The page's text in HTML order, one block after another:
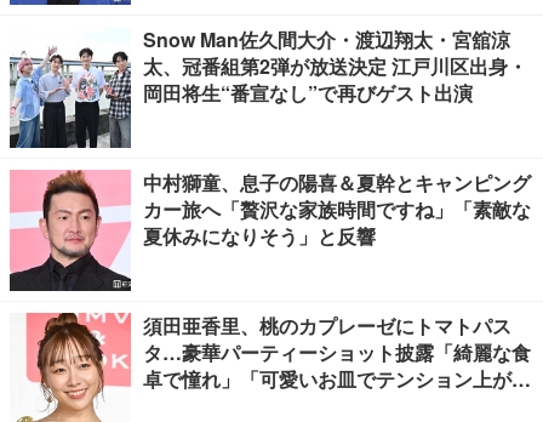
Snow Man佐久間大介・渡辺翔太・宮舘涼
太、冠番組第2弾が放送決定 江戸川区出身・
岡田将生“番宣なし”で再びゲスト出演
中村獅童、息子の陽喜＆夏幹とキャンピング
カー旅へ「贅沢な家族時間ですね」「素敵な
夏休みになりそう」と反響
須田亜香里、桃のカプレーゼにトマトパス
タ…豪華パーティーショット披露「綺麗な食
卓で憧れ」「可愛いお皿でテンション上が